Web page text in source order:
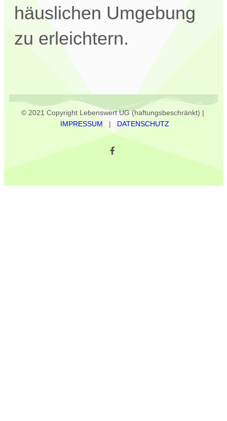
häuslichen Umgebung
zu erleichtern.
© 2021 Copyright Lebenswert UG (haftungsbeschränkt) |
IMPRESSUM | DATENSCHUTZ